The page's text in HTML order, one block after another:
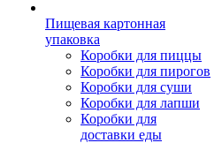
Пищевая картонная
упаковка
Коробки для пиццы
Коробки для пирогов
Коробки для суши
Коробки для лапши
Коробки для
доставки еды